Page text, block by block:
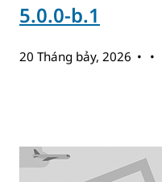
5.0.0-b.1
20 Tháng bảy, 2026